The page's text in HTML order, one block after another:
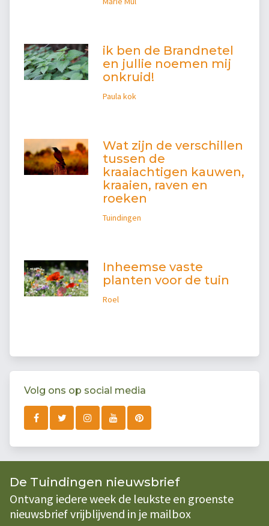
ik ben de Brandnetel
en jullie noemen mij
onkruid!
Paula kok
Wat zijn de verschillen
tussen de
kraaiachtigen kauwen,
kraaien, raven en
roeken
Tuindingen
Inheemse vaste
planten voor de tuin
Roel
Volg ons op social media
De Tuindingen nieuwsbrief
Ontvang iedere week de leukste en groenste
nieuwsbrief vrijblijvend in je mailbox